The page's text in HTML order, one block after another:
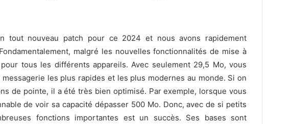
tout nouveau patch pour ce 2024 et nous avons rapidement
malgré les nouvelles fonctionnalités de mise à
tous les différents appareils. Avec seulement 29,5 Mo, vous
les plus rapides et les plus modernes au monde. Si on
de pointe, il a été très bien optimisé. Par exemple, lorsque vous
de voir sa capacité dépasser 500 Mo. Donc, avec de si petits
fonctions importantes est un succès. Ses bases sont